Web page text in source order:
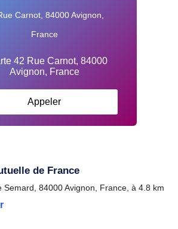
Carnot, 84000 Avignon,
France
Appeler
de France
Semard, 84000 Avignon, France, à 4.8 km